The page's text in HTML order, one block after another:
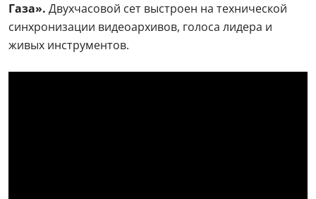
Газа». Двухчасовой сет выстроен на технической
синхронизации видеоархивов, голоса лидера и
живых инструментов.